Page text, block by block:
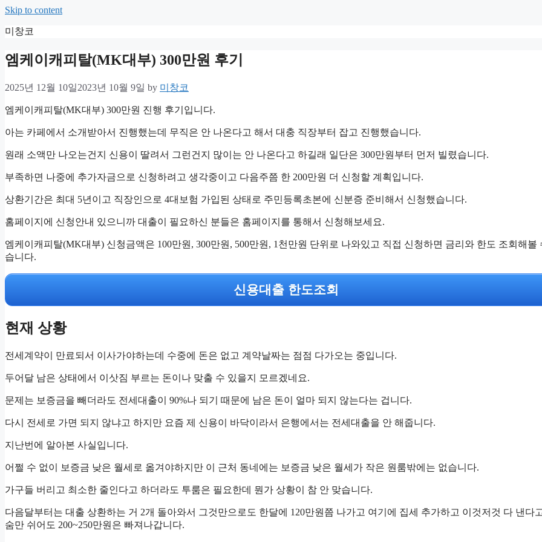
Skip to content
미창코
엠케이캐피탈(MK대부) 300만원 후기
2025년 12월 10일2023년 10월 9일 by 미창코
엠케이캐피탈(MK대부) 300만원 진행 후기입니다.
아는 카페에서 소개받아서 진행했는데 무직은 안 나온다고 해서 대충 직장부터 잡고 진행했습니다.
원래 소액만 나오는건지 신용이 딸려서 그런건지 많이는 안 나온다고 하길래 일단은 300만원부터 먼저 빌렸습니다.
부족하면 나중에 추가자금으로 신청하려고 생각중이고 다음주쯤 한 200만원 더 신청할 계획입니다.
상환기간은 최대 5년이고 직장인으로 4대보험 가입된 상태로 주민등록초본에 신분증 준비해서 신청했습니다.
홈페이지에 신청안내 있으니까 대출이 필요하신 분들은 홈페이지를 통해서 신청해보세요.
엠케이캐피탈(MK대부) 신청금액은 100만원, 300만원, 500만원, 1천만원 단위로 나와있고 직접 신청하면 금리와 한도 조회해볼
습니다.
신용대출 한도조회
현재 상황
전세계약이 만료되서 이사가야하는데 수중에 돈은 없고 계약날짜는 점점 다가오는 중입니다.
두어달 남은 상태에서 이삿짐 부르는 돈이나 맞출 수 있을지 모르겠네요.
문제는 보증금을 빼더라도 전세대출이 90%나 되기 때문에 남은 돈이 얼마 되지 않는다는 겁니다.
다시 전세로 가면 되지 않냐고 하지만 요즘 제 신용이 바닥이라서 은행에서는 전세대출을 안 해줍니다.
지난번에 알아본 사실입니다.
어쩔 수 없이 보증금 낮은 월세로 옮겨야하지만 이 근처 동네에는 보증금 낮은 월세가 작은 원룸밖에는 없습니다.
가구들 버리고 최소한 줄인다고 하더라도 투룸은 필요한데 뭔가 상황이 참 안 맞습니다.
다음달부터는 대출 상환하는 거 2개 돌아와서 그것만으로도 한달에 120만원쯤 나가고 여기에 집세 추가하고 이것저것 다 낸다
숨만 쉬어도 200~250만원은 빠져나갑니다.